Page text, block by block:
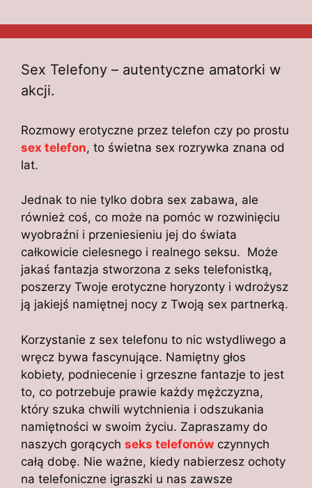
Sex Telefony – autentyczne amatorki w
akcji.
Rozmowy erotyczne przez telefon czy po prostu
sex telefon, to świetna sex rozrywka znana od
lat.
Jednak to nie tylko dobra sex zabawa, ale
również coś, co może na pomóc w rozwinięciu
wyobraźni i przeniesieniu jej do świata
całkowicie cielesnego i realnego seksu. Może
jakaś fantazja stworzona z seks telefonistką,
poszerzy Twoje erotyczne horyzonty i wdrożysz
ją jakiejś namiętnej nocy z Twoją sex partnerką.
Korzystanie z sex telefonu to nic wstydliwego a
wręcz bywa fascynujące. Namiętny głos
kobiety, podniecenie i grzeszne fantazje to jest
to, co potrzebuje prawie każdy mężczyzna,
który szuka chwili wytchnienia i odszukania
namiętności w swoim życiu. Zapraszamy do
naszych gorących seks telefonów czynnych
całą dobę. Nie ważne, kiedy nabierzesz ochoty
na telefoniczne igraszki u nas zawsze